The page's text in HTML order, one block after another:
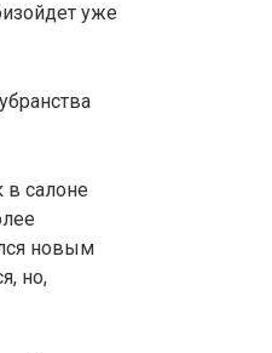
уже
в салоне
новым
но,